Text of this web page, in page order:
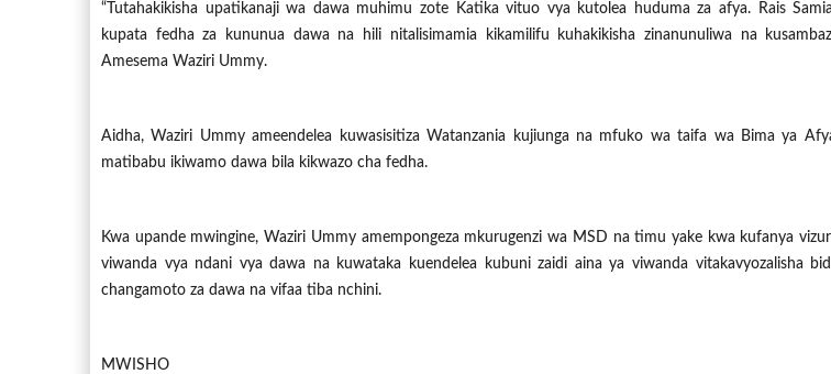
“Tutahakikisha upatikanaji wa dawa muhimu zote Katika vituo vya kutolea huduma za afya. Rais
kupata fedha za kununua dawa na hili nitalisimamia kikamilifu kuhakikisha zinanunuliwa na
Amesema Waziri Ummy.
Aidha, Waziri Ummy ameendelea kuwasisitiza Watanzania kujiunga na mfuko wa taifa wa Bima ya
matibabu ikiwamo dawa bila kikwazo cha fedha.
Kwa upande mwingine, Waziri Ummy amempongeza mkurugenzi wa MSD na timu yake kwa kufanya
viwanda vya ndani vya dawa na kuwataka kuendelea kubuni zaidi aina ya viwanda vitakavyozalisha
changamoto za dawa na vifaa tiba nchini.
MWISHO